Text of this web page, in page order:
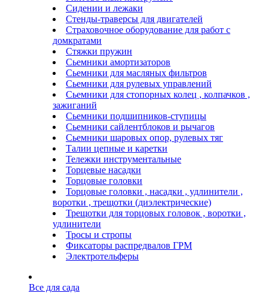
Сидении и лежаки
Стенды-траверсы для двигателей
Страховочное оборудование для работ с
домкратами
Стяжки пружин
Сьемники амортизаторов
Сьемники для масляных фильтров
Сьемники для рулевых управлений
Сьемники для стопорных колец , колпачков ,
зажиганий
Сьемники подшипников-ступицы
Сьемники сайлентблоков и рычагов
Сьемники шаровых опор, рулевых тяг
Талии цепные и каретки
Тележки инструментальные
Торцевые насадки
Торцовые головки
Торцовые головки , насадки , удлинители ,
воротки , трещотки (диэлектрические)
Трещотки для торцовых головок , воротки ,
удлинители
Тросы и стропы
Фиксаторы распредвалов ГРМ
Электротельферы
Все для сада